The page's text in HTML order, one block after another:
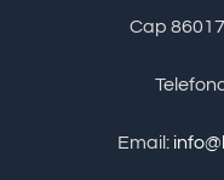
Cap
Email: